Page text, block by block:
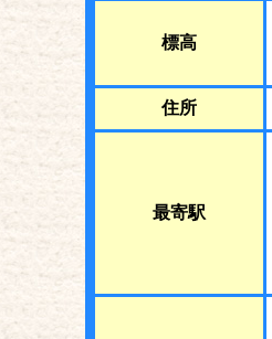
標高
住所
最寄駅